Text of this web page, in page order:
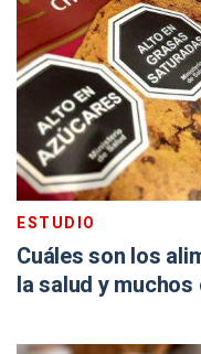
ESTUDIO
Cuáles son los
la salud y